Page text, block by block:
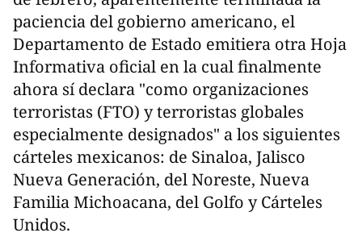
paciencia del gobierno americano, el
Departamento de Estado emitiera otra Hoja
Informativa oficial en la cual finalmente
ahora sí declara "como organizaciones
terroristas (FTO) y terroristas globales
especialmente designados" a los siguientes
cárteles mexicanos: de Sinaloa, Jalisco
Nueva Generación, del Noreste, Nueva
Familia Michoacana, del Golfo y Cárteles
Unidos.